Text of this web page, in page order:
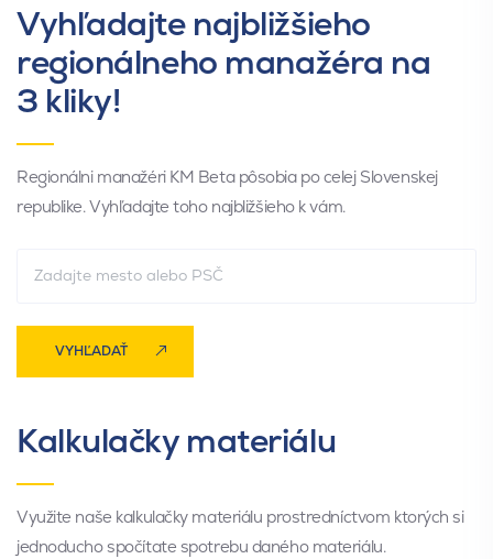
Vyhľadajte najbližšieho
regionálneho manažéra na
3 kliky!
Regionálni manažéri KM Beta pôsobia po celej Slovenskej
republike. Vyhľadajte toho najbližšieho k vám.
VYHĽADAŤ
Kalkulačky materiálu
Využite naše kalkulačky materiálu prostredníctvom ktorých si
jednoducho spočítate spotrebu daného materiálu.